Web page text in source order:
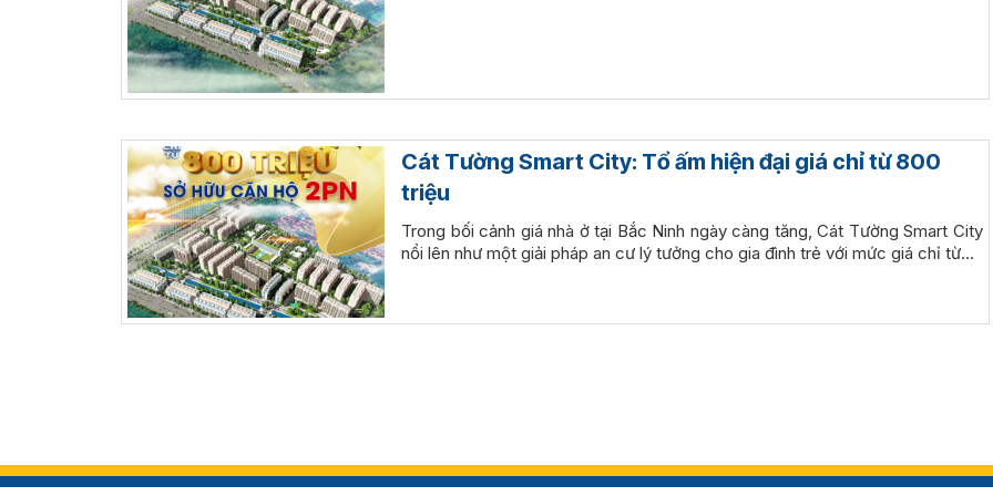
Cát Tường Smart City: Tổ ấm hiện đại giá chỉ từ 800
triệu
Trong bối cảnh giá nhà ở tại Bắc Ninh ngày càng tăng, Cát Tường Smart City
nổi lên như một giải pháp an cư lý tưởng cho gia đình trẻ với mức giá chỉ từ…